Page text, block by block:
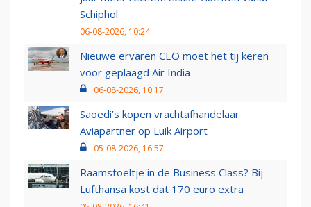
Schiphol
06-08-2026, 10:24
Nieuwe ervaren CEO moet het tij keren
voor geplaagd Air India
06-08-2026, 10:17
Saoedi’s kopen vrachtafhandelaar
Aviapartner op Luik Airport
05-08-2026, 16:57
Raamstoeltje in de Business Class? Bij
Lufthansa kost dat 170 euro extra